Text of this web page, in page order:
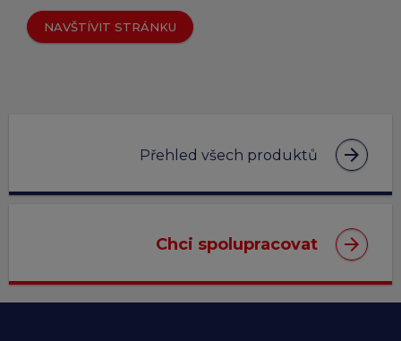
NAVŠTÍVIT STRÁNKU
Přehled všech produktů arrow_forward
Chci spolupracovat arrow_forward